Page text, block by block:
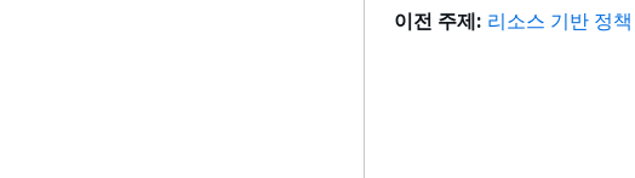
이전 주제: 리소스 기반 정책